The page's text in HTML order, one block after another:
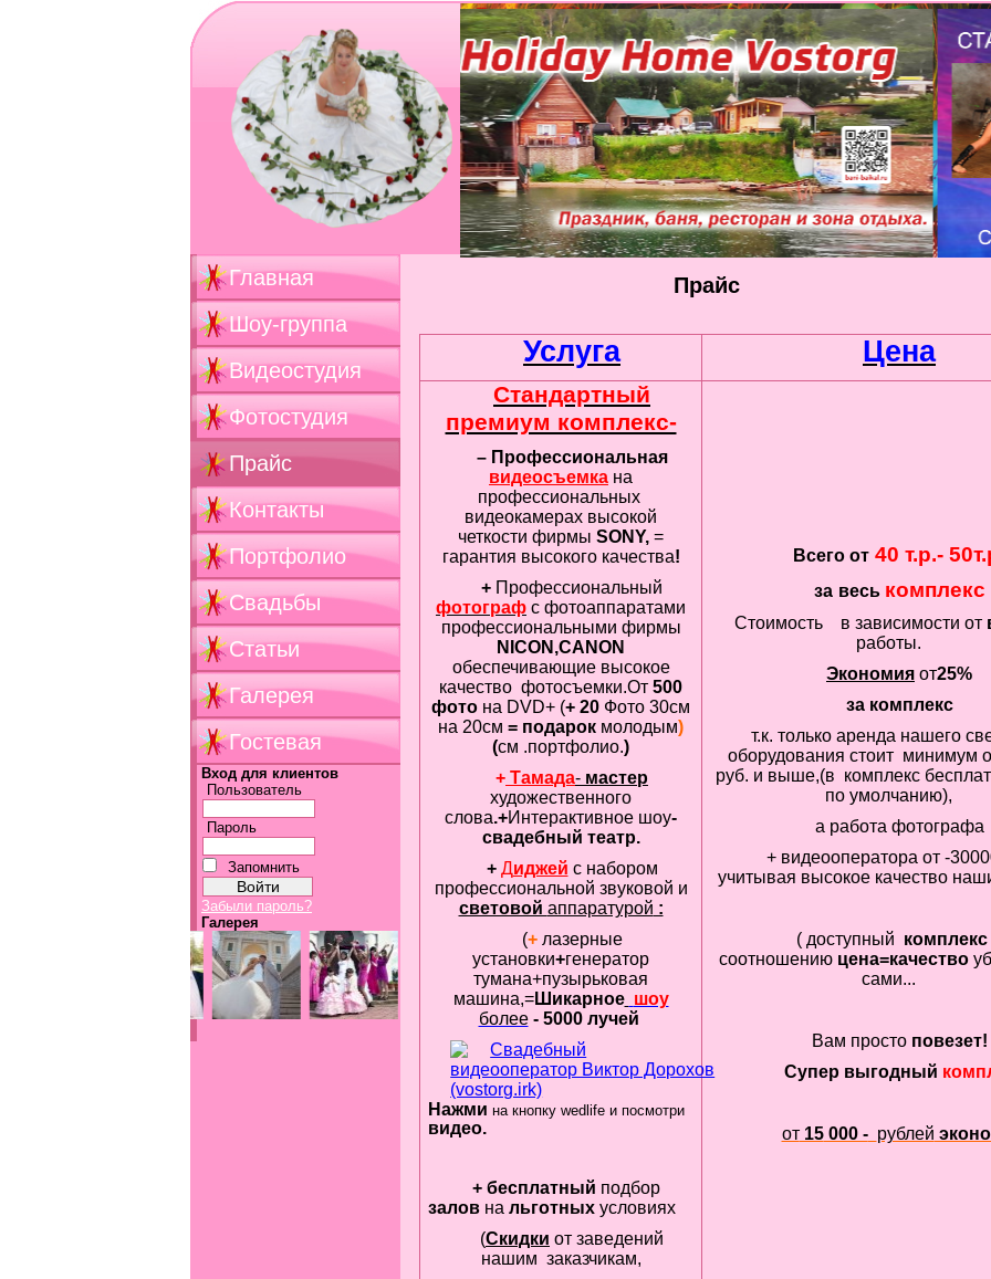
Главная
Шоу-группа
Видеостудия
Фотостудия
Прайс
Контакты
Портфолио
Свадьбы
Статьи
Галерея
Гостевая
Вход для клиентов
Пользователь
Пароль
Запомнить
Забыли пароль?
Галерея
Прайс
Услуга Цена
Стандартный
премиум комплекс-
– Профессиональная
видеосъемка на
профессиональных
видеокамерах высокой
четкости фирмы SONY, =
гарантия высокого качества!
+ Профессиональный
фотограф с фотоаппаратами
профессиональными фирмы
NICON,CANON
обеспечивающие высокое
качество фотосъемки.От 500
фото на DVD+ (+ 20 Фото 30см
на 20см = подарок молодым)
(см .портфолио.)
+ Тамада- мастер
художественного
слова.+Интерактивное шоу-
свадебный театр.
+ Диджей с набором
профессиональной звуковой и
световой аппаратурой :
(+ лазерные
установки+генератор
тумана+пузырьковая
машина,=Шикарное шоу
более- 5000 лучей
Нажмина кнопку wedlife и посмотри
видео.
+ бесплатный подбор
залов нальготныхусловиях
(Скидки от заведений
нашим заказчикам,
Всего от 40 т.р.-
за весь комплекс
Стоимость в зависимости от
работы.
Экономия от25%
за комплекс
т.к. только аренда нашего
оборудования стоит минимум
руб. и выше,(в комплекс
по умолчанию),
а работа фотографа
+ видеооператора от -
учитывая высокое качество
( доступный комплекс
соотношению цена=качество
сами...
Вам просто повезет!
Супер выгодный
от15000 - рублей